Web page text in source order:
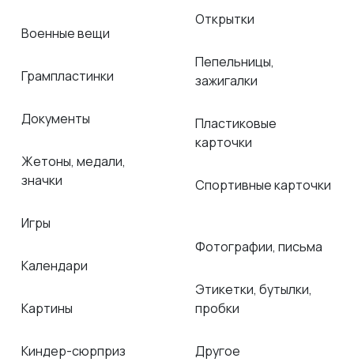
Военные вещи
Грампластинки
Документы
Жетоны, медали,
значки
Игры
Календари
Картины
Киндер-сюрприз
Открытки
Пепельницы,
зажигалки
Пластиковые
карточки
Спортивные карточки
Фотографии, письма
Этикетки, бутылки,
пробки
Другое